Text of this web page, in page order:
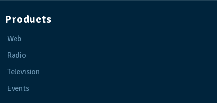
Products
Web
Radio
Television
Events